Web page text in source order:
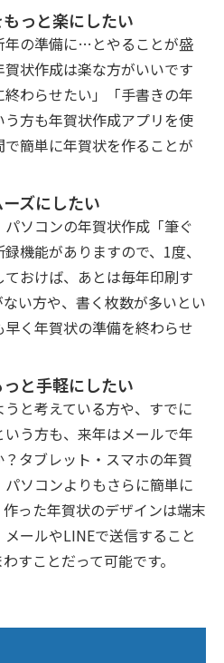
っと楽にしたい
年の準備に…とやることが盛
状作成は楽な方がいいです
わらせたい」「手書きの年
方も年賀状作成アプリを使
簡単に年賀状を作ることが
ズにしたい
ソコンの年賀状作成「筆ぐ
機能がありますので、1度、
おけば、あとは毎年印刷す
い方や、書く枚数が多いとい
く年賀状の準備を終わらせ
と手軽にしたい
と考えている方や、すでに
う方も、来年はメールで年
タブレット・スマホの年賀
ソコンよりもさらに簡単に
った年賀状のデザインは端末
ールやLINEで送信すること
すことだって可能です。